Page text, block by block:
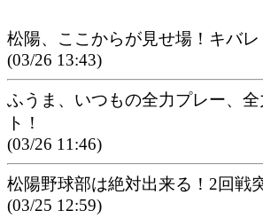
松陽、ここからが見せ場！キバレ
(03/26 13:43)
ふうま、いつもの全力プレー、全
ト！
(03/26 11:46)
松陽野球部は絶対出来る！2回戦
(03/25 12:59)